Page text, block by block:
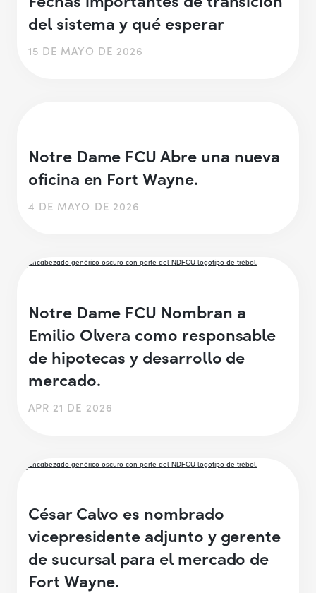
del sistema y qué esperar
15 DE MAYO DE 2026
Notre Dame FCU Abre una nueva
oficina en Fort Wayne.
4 DE MAYO DE 2026
Notre Dame FCU Nombran a
Emilio Olvera como responsable
de hipotecas y desarrollo de
mercado.
APR 21 DE 2026
César Calvo es nombrado
vicepresidente adjunto y gerente
de sucursal para el mercado de
Fort Wayne.